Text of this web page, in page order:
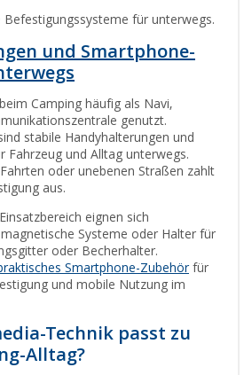
Befestigungssysteme für unterwegs.
und Smartphone-
Camping häufig als Navi,
genutzt.
stabile Handyhalterungen und
Fahrzeug und Alltag unterwegs.
oder unebenen Straßen zahlt
aus.
eignen sich
Systeme oder Halter für
oder Becherhalter.
Smartphone-Zubehörfür
und mobile Nutzung im
Technik passt zu
Alltag?